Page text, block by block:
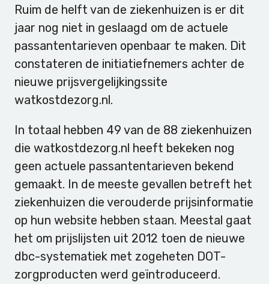
Ruim de helft van de ziekenhuizen is er dit
jaar nog niet in geslaagd om de actuele
passantentarieven openbaar te maken. Dit
constateren de initiatiefnemers achter de
nieuwe prijsvergelijkingssite
watkostdezorg.nl.
In totaal hebben 49 van de 88 ziekenhuizen
die watkostdezorg.nl heeft bekeken nog
geen actuele passantentarieven bekend
gemaakt. In de meeste gevallen betreft het
ziekenhuizen die verouderde prijsinformatie
op hun website hebben staan. Meestal gaat
het om prijslijsten uit 2012 toen de nieuwe
dbc-systematiek met zogeheten DOT-
zorgproducten werd geïntroduceerd.